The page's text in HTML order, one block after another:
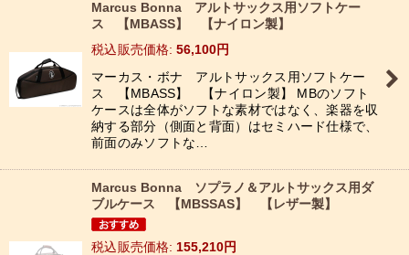
Marcus Bonna アルトサックス用ソフトケー
ス 【MBASS】 【ナイロン製】
税込
: 56,100円
マーカス・ボナ アルトサックス用ソフトケー
ス 【MBASS】 【ナイロン製】 MBのソフト
ケースは全体がソフトな素材ではなく、楽器を収
納する部分（側面と背面）はセミハード仕様で、
前面のみソフトな…
Marcus Bonna ソプラノ＆アルトサックス用ダ
ブルケース 【MBSSAS】 【レザー製】
税込 : 155,210円